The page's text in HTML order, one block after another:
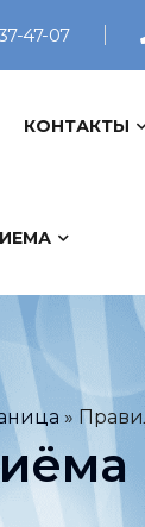
47-07
КОНТАКТЫ
»